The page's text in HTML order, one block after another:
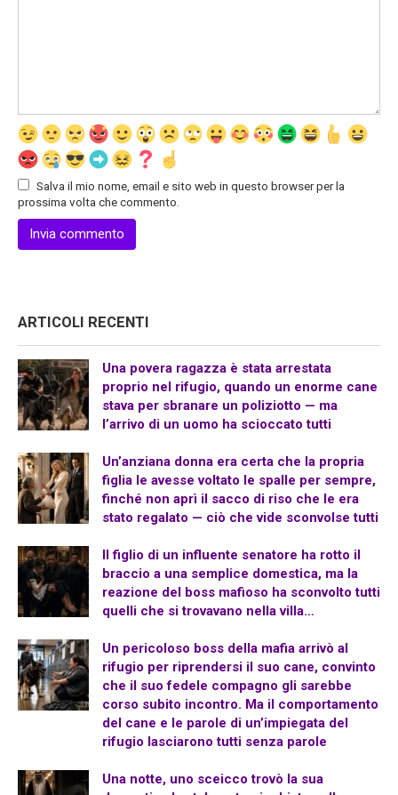
Salva il mio nome, email e sito web in questo browser per la
prossima volta che commento.
ARTICOLI RECENTI
Una povera ragazza è stata arrestata
proprio nel rifugio, quando un enorme cane
stava per sbranare un poliziotto — ma
l’arrivo di un uomo ha scioccato tutti
Un’anziana donna era certa che la propria
figlia le avesse voltato le spalle per sempre,
finché non aprì il sacco di riso che le era
stato regalato — ciò che vide sconvolse tutti
Il figlio di un influente senatore ha rotto il
braccio a una semplice domestica, ma la
reazione del boss mafioso ha sconvolto tutti
quelli che si trovavano nella villa…
Un pericoloso boss della mafia arrivò al
rifugio per riprendersi il suo cane, convinto
che il suo fedele compagno gli sarebbe
corso subito incontro. Ma il comportamento
del cane e le parole di un’impiegata del
rifugio lasciarono tutti senza parole
Una notte, uno sceicco trovò la sua